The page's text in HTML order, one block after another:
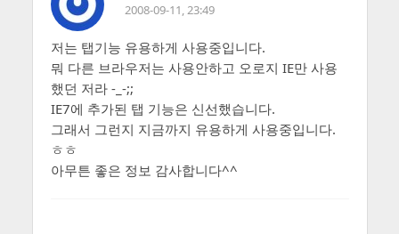
2008-09-11, 23:49
저는 탭기능 유용하게 사용중입니다.
뭐 다른 브라우저는 사용안하고 오로지 IE만 사용
했던 저라 -_-;;
IE7에 추가된 탭 기능은 신선했습니다.
그래서 그런지 지금까지 유용하게 사용중입니다.
ㅎㅎ
아무튼 좋은 정보 감사합니다^^